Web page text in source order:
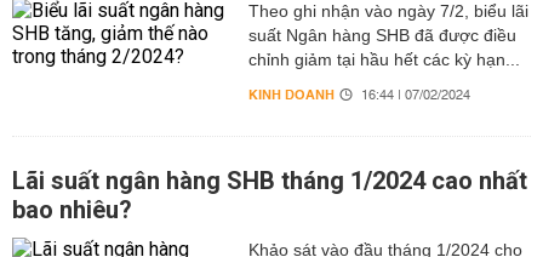
Theo ghi nhận vào ngày 7/2, biểu lãi
suất Ngân hàng SHB đã được điều
chỉnh giảm tại hầu hết các kỳ hạn...
KINH DOANH 16:44 | 07/02/2024
Lãi suất ngân hàng SHB tháng 1/2024 cao nhất
bao nhiêu?
Khảo sát vào đầu tháng 1/2024 cho